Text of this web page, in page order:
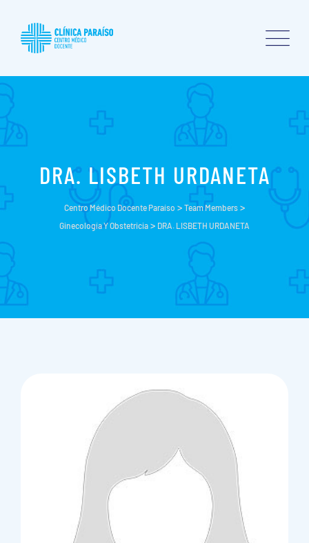
DRA. LISBETH URDANETA
Centro Médico Docente Paraíso > Team Members >
Ginecología Y Obstetricia > DRA. LISBETH URDANETA